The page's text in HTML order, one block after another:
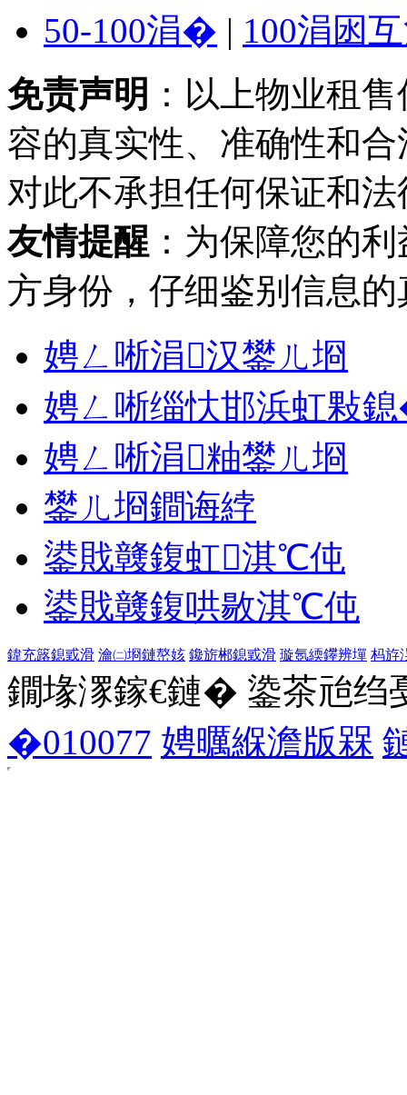
50-100涓� | 100涓囦
免责声明 ：以上物业租
容的真实性、准确性和
对此不承担任何保证和
友情提醒 ：为保障您的
方身份，仔细鉴别信息
娉ㄥ唽涓汉鐢ㄦ埛
娉ㄥ唽缁忕邯浜虹敤
娉ㄥ唽涓粙鐢ㄦ埛
鐢ㄦ埛鐧诲綍
鍙戝竷鍑虹淇℃伅
鍙戝竷鍑哄敭淇℃伅
鍏充簬鎴戜滑 瀹㈡埛鏈嶅姟 鑱旂郴鎴戜滑 璇氬緛鑻辨墠 杩斿
鐗堟潈鎵€鏈� 鍌茶兘绉
�010077 娉曞緥澹版槑